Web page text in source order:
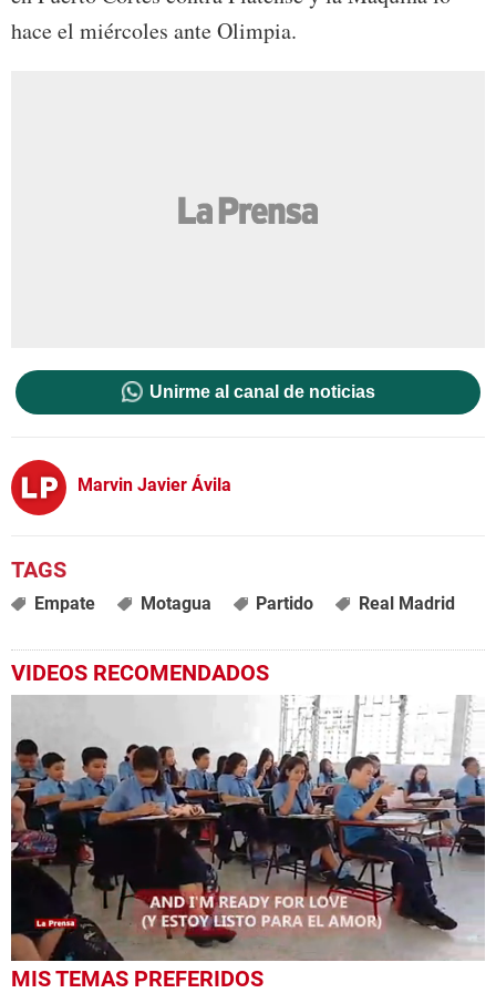
hace el miércoles ante Olimpia.
Unirme al canal de noticias
Marvin Javier Ávila
Empate Motagua Partido Real Madrid
VIDEOS RECOMENDADOS
0
seconds
MIS TEMAS PREFERIDOS